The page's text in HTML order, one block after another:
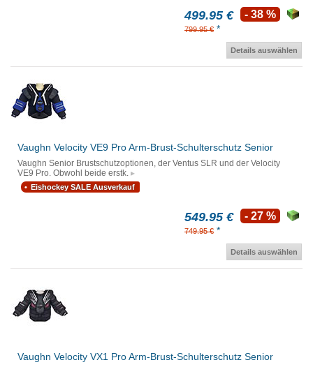
499.95 €
799.95 € *
- 38 %
Details auswählen
Vaughn Velocity VE9 Pro Arm-Brust-Schulterschutz Senior
Vaughn Senior Brustschutzoptionen, der Ventus SLR und der Velocity
VE9 Pro. Obwohl beide erstk.
Eishockey SALE Ausverkauf
549.95 €
749.95 € *
- 27 %
Details auswählen
Vaughn Velocity VX1 Pro Arm-Brust-Schulterschutz Senior